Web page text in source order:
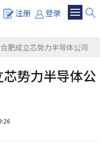
注册 登录
肥成立芯势力半导体公司
势力半导体公